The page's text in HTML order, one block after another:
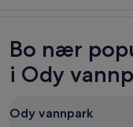
Bo nær
i Ody
Ody vannpark